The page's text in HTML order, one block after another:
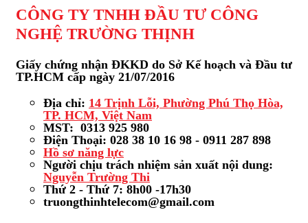
CÔNG TY TNHH ĐẦU TƯ CÔNG
NGHỆ TRƯỜNG THỊNH
Giấy chứng nhận ĐKKD do Sở Kế hoạch và Đầu tư
TP.HCM cấp ngày 21/07/2016
Địa chỉ: 14 Trịnh Lỗi, Phường Phú Thọ Hòa,
TP. HCM, Việt Nam
MST: 0313 925 980
Điện Thoại: 028 38 10 16 98 - 0911 287 898
Hồ sơ năng lực
Người chịu trách nhiệm sản xuất nội dung:
Nguyễn Trường Thi
Thứ 2 - Thứ 7: 8h00 -17h30
truongthinhtelecom@gmail.com